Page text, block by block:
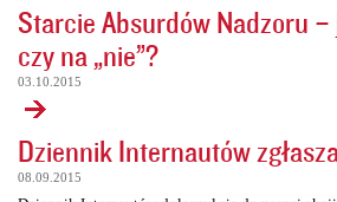
Starcie Absurdów Nadzoru –
czy na „nie”?
03.10.2015
Dziennik Internautów
08.09.2015